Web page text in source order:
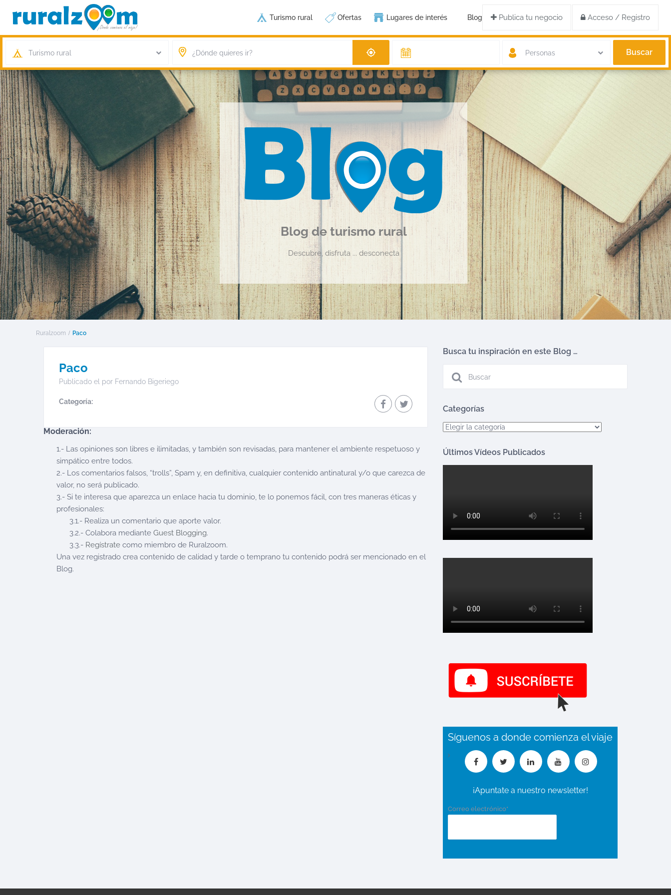
Publica tu negocio Acceso / Registro
Turismo rural Ofertas Lugares de interés Blog
Blog de turismo rural
Descubre, disfruta ... desconecta
Turismo rural Personas Buscar
Ruralzoom Paco
Paco
Publicado el por Fernando Bigeriego
Categoría:
Moderación:
1.- Las opiniones son libres e ilimitadas, y también son revisadas, para mantener el ambiente respetuoso y
simpático entre todos.
2.- Los comentarios falsos, “trolls”, Spam y, en definitiva, cualquier contenido antinatural y/o que carezca de
valor, no será publicado.
3.- Si te interesa que aparezca un enlace hacia tu dominio, te lo ponemos fácil, con tres maneras éticas y
profesionales:
3.1.- Realiza un comentario que aporte valor.
3.2.- Colabora mediante Guest Blogging.
3.3.- Regístrate como miembro de Ruralzoom.
Una vez registrado crea contenido de calidad y tarde o temprano tu contenido podrá ser mencionado en el
Blog.
Busca tu inspiración en este Blog …
Categorías
Categorías
Últimos Vídeos Publicados
Síguenos a donde comienza el viaje
¡Apuntate a nuestro newsletter!
Correo electrónico*